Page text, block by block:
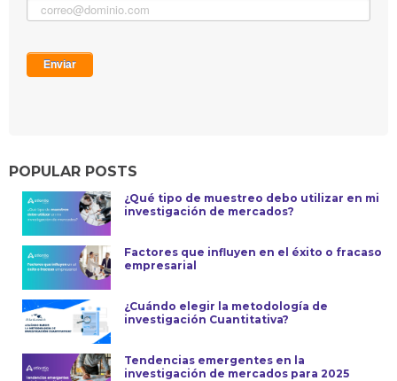
POPULAR POSTS
¿Qué tipo de muestreo debo utilizar en mi
investigación de mercados?
Factores que influyen en el éxito o fracaso
empresarial
¿Cuándo elegir la metodología de
investigación Cuantitativa?
Tendencias emergentes en la
investigación de mercados para 2025